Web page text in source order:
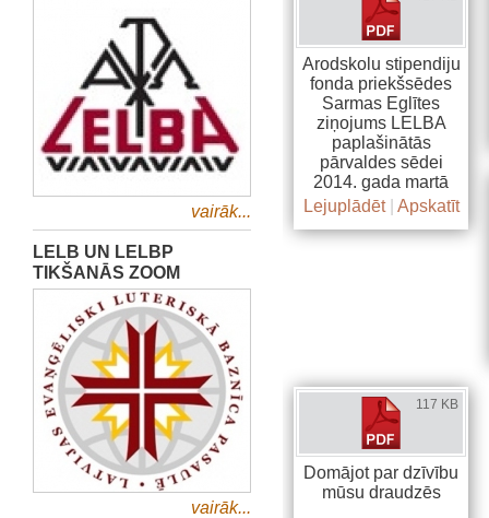
vairāk...
LELB UN LELBP
TIKŠANĀS ZOOM
vairāk...
Arodskolu stipendiju
fonda priekšsēdes
Sarmas Eglītes
ziņojums LELBA
paplašinātās
pārvaldes sēdei
2014. gada martā
Lejuplādēt| Apskatīt
117 KB
Domājot par dzīvību
mūsu draudzēs